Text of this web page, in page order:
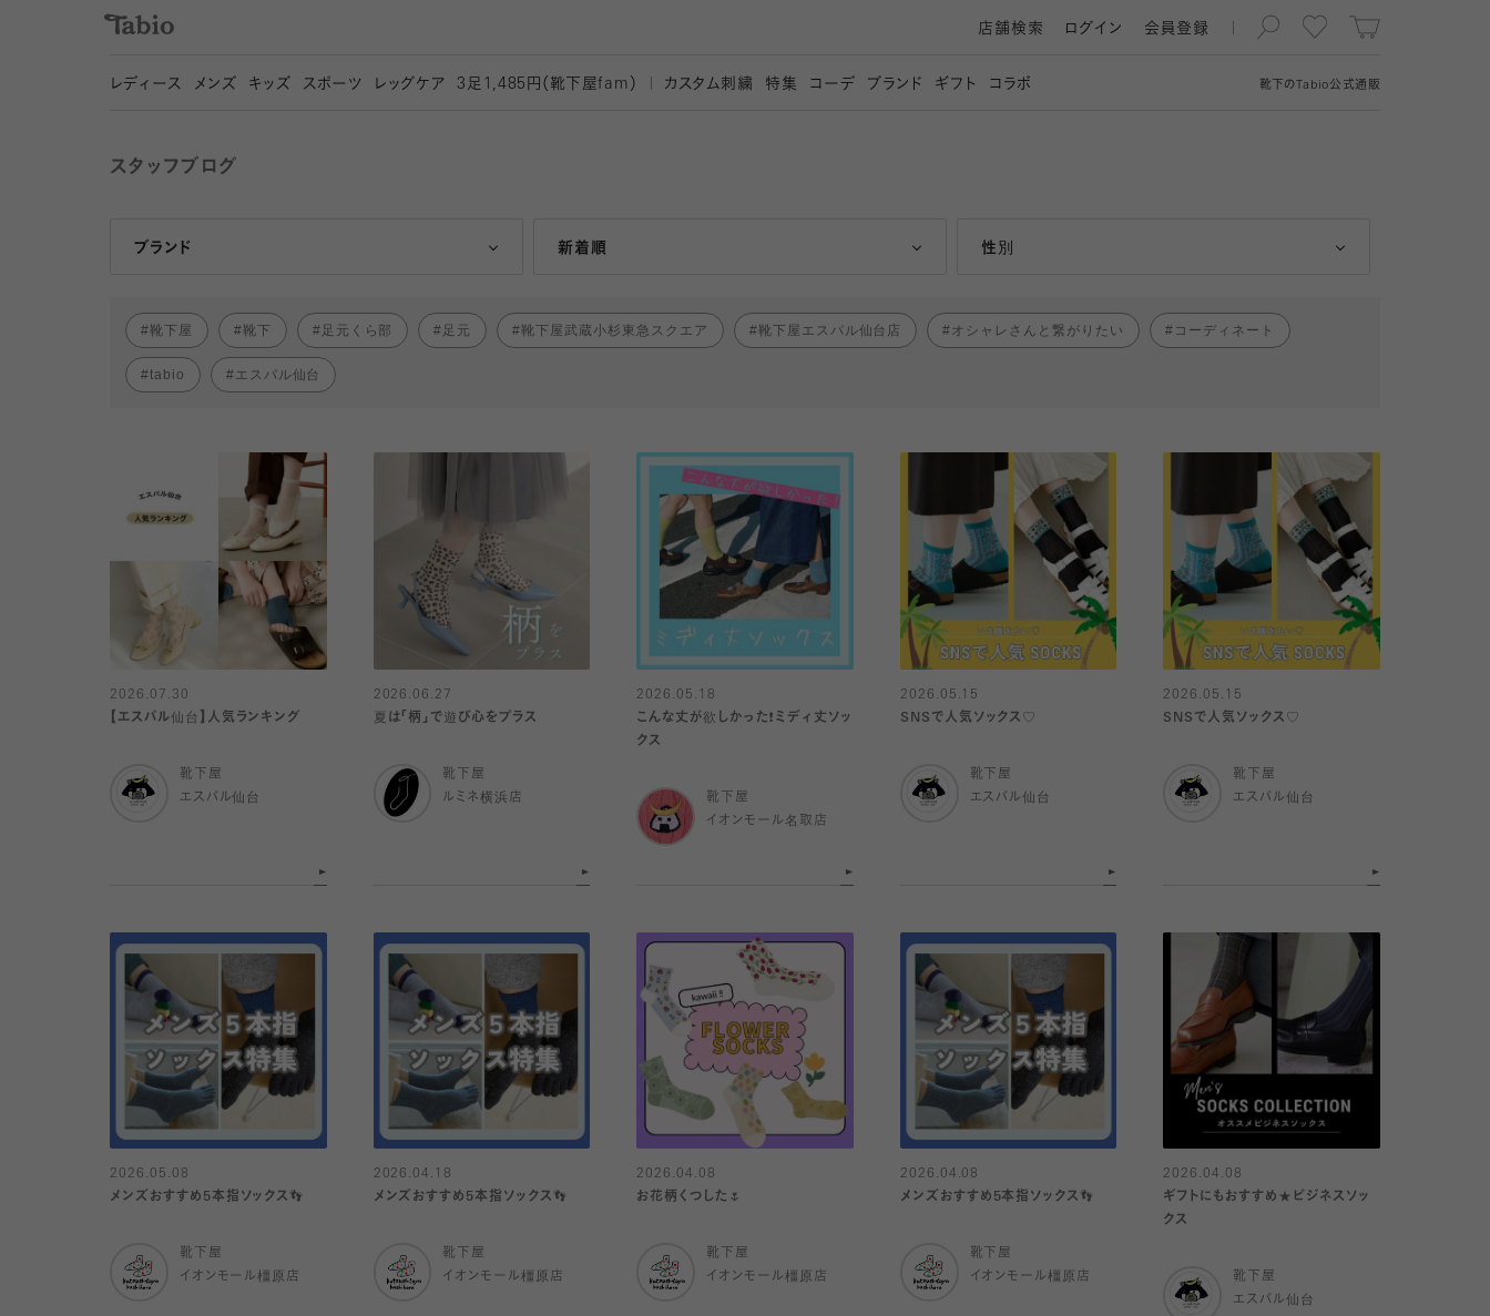
靴下の Tabio公式通販
店舗検索 ログイン 会員登録
レディース メンズ キッズ スポーツ レッグケア 3 足1,485円（靴下屋fam） カスタム刺繍 特集 コーデ ブランド ギフト コラボ
スタッフブログ
ブランド
Tabio 新着順
人気ランキング順 性別
女性
靴下屋 靴下 足元くら部 足元 靴下屋武蔵小杉東急スクエア 靴下屋エスパル仙台店 オシャレさんと繋がりたい コーディネート
tabio エスパル仙台
2026.07.30
【エスパル仙台】人気ランキング
靴下屋
エスパル仙台
2026.06.27
夏は「柄」で遊び心をプラス
靴下屋
ルミネ横浜店
2026.05.18
こんな丈が欲しかった❗️ミディ丈ソッ
クス
靴下屋
イオンモール名取店
2026.05.15
SNSで人気ソックス♡
靴下屋
エスパル仙台
2026.05.15
SNSで人気ソックス♡
靴下屋
エスパル仙台
2026.05.08
メンズおすすめ5本指ソックス👣
靴下屋
イオンモール橿原店
2026.04.18
メンズおすすめ5本指ソックス👣
靴下屋
イオンモール橿原店
2026.04.08
お花柄くつした🌷
靴下屋
イオンモール橿原店
2026.04.08
メンズおすすめ5本指ソックス👣
靴下屋
イオンモール橿原店
2026.04.08
ギフトにもおすすめ★ビジネスソッ
クス
靴下屋
エスパル仙台